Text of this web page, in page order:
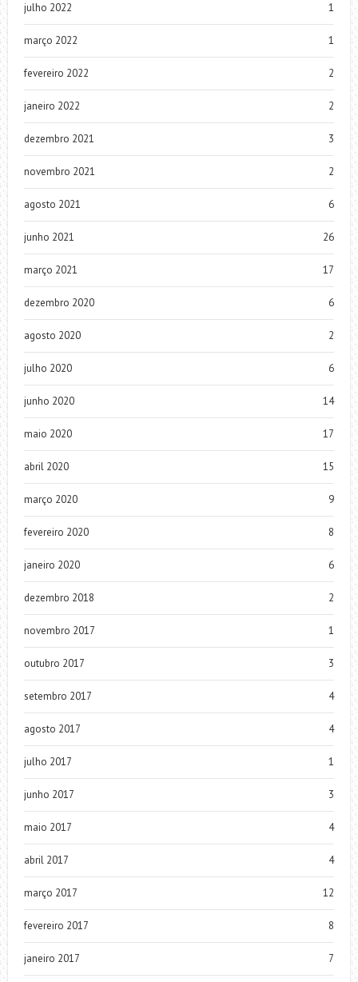
julho 2022 1
março 2022 1
fevereiro 2022 2
janeiro 2022 2
dezembro 2021 3
novembro 2021 2
agosto 2021 6
junho 2021 26
março 2021 17
dezembro 2020 6
agosto 2020 2
julho 2020 6
junho 2020 14
maio 2020 17
abril 2020 15
março 2020 9
fevereiro 2020 8
janeiro 2020 6
dezembro 2018 2
novembro 2017 1
outubro 2017 3
setembro 2017 4
agosto 2017 4
julho 2017 1
junho 2017 3
maio 2017 4
abril 2017 4
março 2017 12
fevereiro 2017 8
janeiro 2017 7